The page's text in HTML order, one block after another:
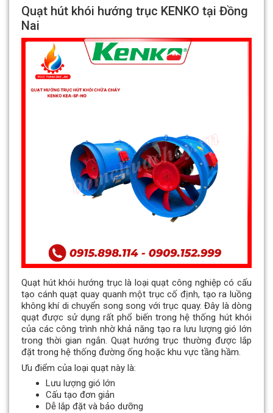
Quạt hút khói hướng trục KENKO tại Đồng
Nai
Quạt hút khói hướng trục là loại quạt công nghiệp có cấu
tạo cánh quạt quay quanh một trục cố định, tạo ra luồng
không khí di chuyển song song với trục quay. Đây là dòng
quạt được sử dụng rất phổ biến trong hệ thống hút khói
của các công trình nhờ khả năng tạo ra lưu lượng gió lớn
trong thời gian ngắn. Quạt hướng trục thường được lắp
đặt trong hệ thống đường ống hoặc khu vực tầng hầm.
Ưu điểm của loại quạt này là:
Lưu lượng gió lớn
Cấu tạo đơn giản
Dễ lắp đặt và bảo dưỡng